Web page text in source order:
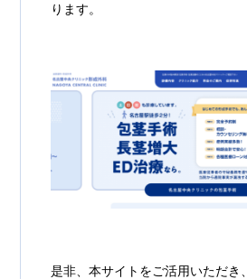
ります。
是非、本サイトをご活用いただき、